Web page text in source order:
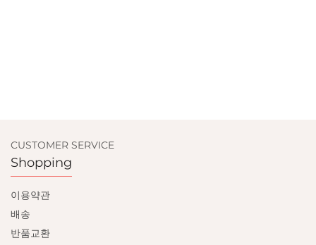
CUSTOMER SERVICE
Shopping
이용약관
배송
반품교환